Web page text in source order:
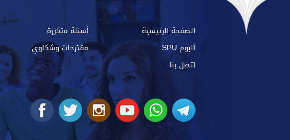
الصفحة الرئيسية أسئلة متكررة
ألبوم SPU
مقترحات وشكاوي
اتصل بنا